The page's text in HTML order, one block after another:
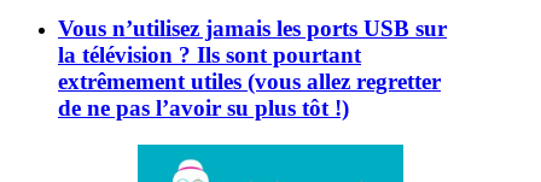
Vous n’utilisez jamais les ports USB sur
la télévision ? Ils sont pourtant
extrêmement utiles (vous allez regretter
de ne pas l’avoir su plus tôt !)